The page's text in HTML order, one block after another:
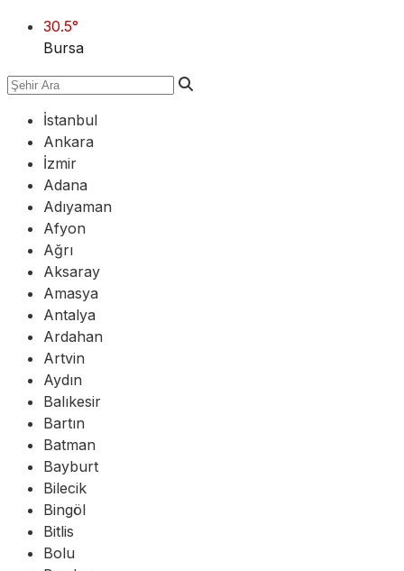
30.5°
Bursa
İstanbul
Ankara
İzmir
Adana
Adıyaman
Afyon
Ağrı
Aksaray
Amasya
Antalya
Ardahan
Artvin
Aydın
Balıkesir
Bartın
Batman
Bayburt
Bilecik
Bingöl
Bitlis
Bolu